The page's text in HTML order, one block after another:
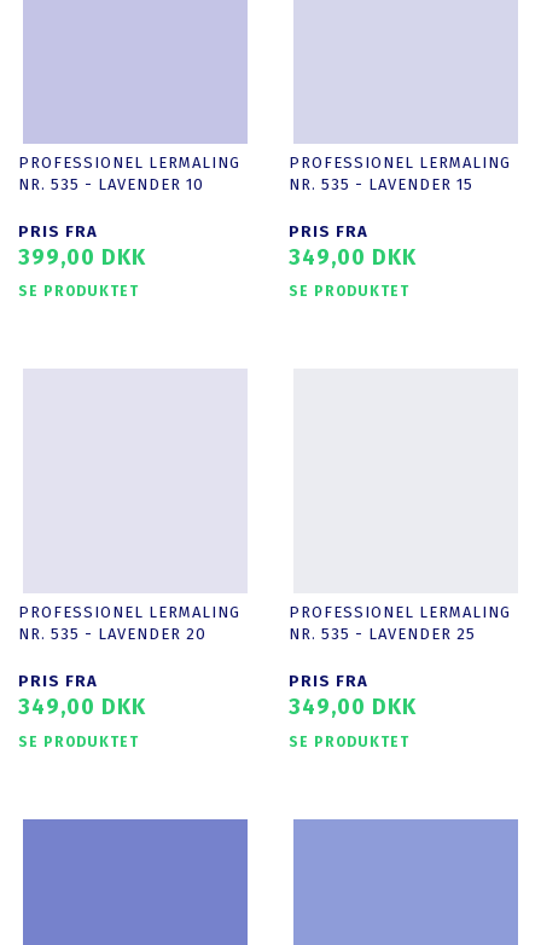
PROFESSIONEL LERMALING
NR. 535 - LAVENDER 10
PRIS FRA
399,00 DKK
SE PRODUKTET
PROFESSIONEL LERMALING
NR. 535 - LAVENDER 15
PRIS FRA
349,00 DKK
SE PRODUKTET
PROFESSIONEL LERMALING
NR. 535 - LAVENDER 20
PRIS FRA
349,00 DKK
SE PRODUKTET
PROFESSIONEL LERMALING
NR. 535 - LAVENDER 25
PRIS FRA
349,00 DKK
SE PRODUKTET